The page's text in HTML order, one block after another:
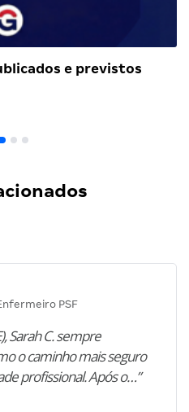
e previstos
PSF
Sarah C. sempre
o caminho mais seguro
profissional. Após o…”